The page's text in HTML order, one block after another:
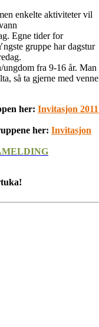
enkelte aktiviteter vil
Egne tider for
gruppe har dagstur
fra 9-16 år. Man
så ta gjerne med
her: Invitasjon
her: Invitasjon